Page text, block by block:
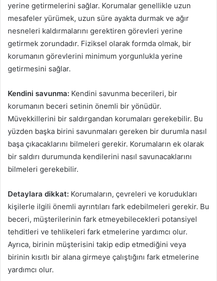
yerine getirmelerini sağlar. Korumalar genellikle uzun
mesafeler yürümek, uzun süre ayakta durmak ve ağır
nesneleri kaldırmalarını gerektiren görevleri yerine
getirmek zorundadır. Fiziksel olarak formda olmak, bir
korumanın görevlerini minimum yorgunlukla yerine
getirmesini sağlar.
Kendini savunma: Kendini savunma becerileri, bir
korumanın beceri setinin önemli bir yönüdür.
Müvekkillerini bir saldırgandan korumaları gerekebilir. Bu
yüzden başka birini savunmaları gereken bir durumla nasıl
başa çıkacaklarını bilmeleri gerekir. Korumaların ek olarak
bir saldırı durumunda kendilerini nasıl savunacaklarını
bilmeleri gerekebilir.
Detaylara dikkat: Korumaların, çevreleri ve korudukları
kişilerle ilgili önemli ayrıntıları fark edebilmeleri gerekir. Bu
beceri, müşterilerinin fark etmeyebilecekleri potansiyel
tehditleri ve tehlikeleri fark etmelerine yardımcı olur.
Ayrıca, birinin müşterisini takip edip etmediğini veya
birinin kısıtlı bir alana girmeye çalıştığını fark etmelerine
yardımcı olur.